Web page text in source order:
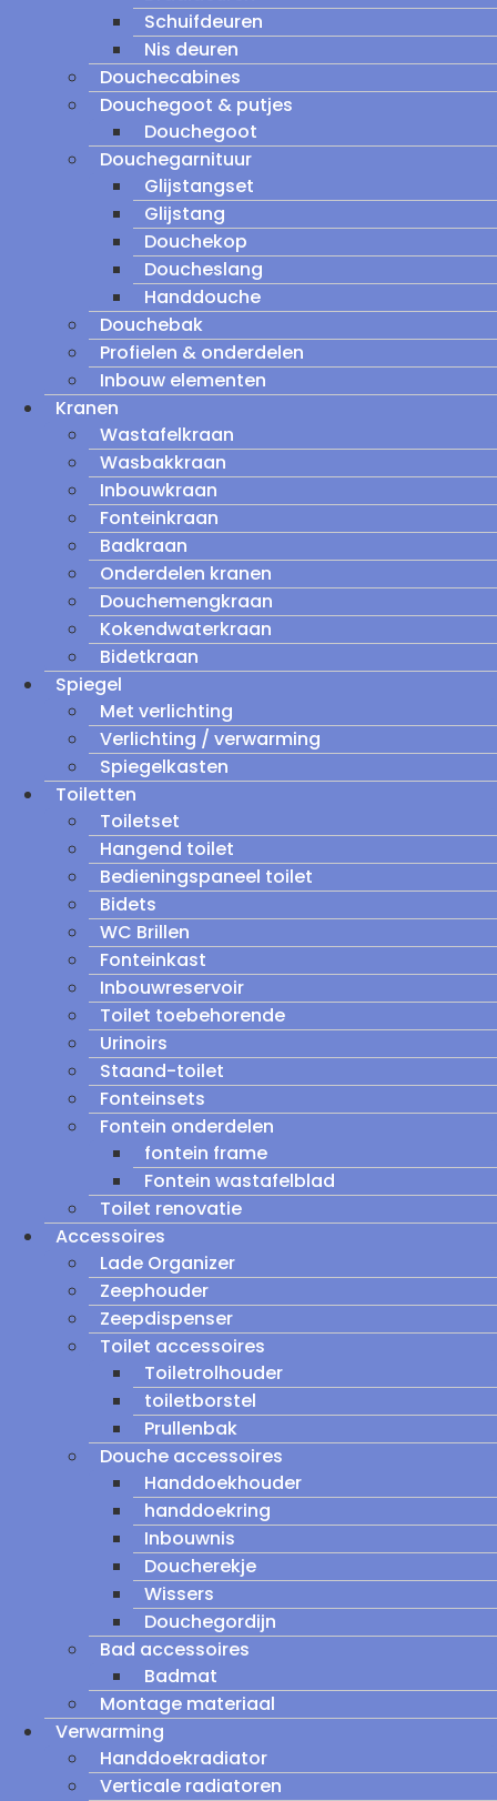
Schuifdeuren
Nis deuren
Douchecabines
Douchegoot & putjes
Douchegoot
Douchegarnituur
Glijstangset
Glijstang
Douchekop
Doucheslang
Handdouche
Douchebak
Profielen & onderdelen
Inbouw elementen
Kranen
Wastafelkraan
Wasbakkraan
Inbouwkraan
Fonteinkraan
Badkraan
Onderdelen kranen
Douchemengkraan
Kokendwaterkraan
Bidetkraan
Spiegel
Met verlichting
Verlichting / verwarming
Spiegelkasten
Toiletten
Toiletset
Hangend toilet
Bedieningspaneel toilet
Bidets
WC Brillen
Fonteinkast
Inbouwreservoir
Toilet toebehorende
Urinoirs
Staand-toilet
Fonteinsets
Fontein onderdelen
fontein frame
Fontein wastafelblad
Toilet renovatie
Accessoires
Lade Organizer
Zeephouder
Zeepdispenser
Toilet accessoires
Toiletrolhouder
toiletborstel
Prullenbak
Douche accessoires
Handdoekhouder
handdoekring
Inbouwnis
Doucherekje
Wissers
Douchegordijn
Bad accessoires
Badmat
Montage materiaal
Verwarming
Handdoekradiator
Verticale radiatoren